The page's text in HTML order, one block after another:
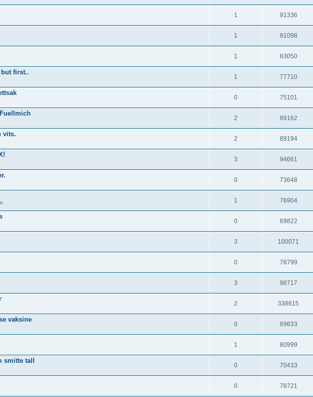
1 91336
1 91098
1 83050
first..
1 77710
0 75101
2 89162
vits.
2 89194
3 94661
0 73648
1 76904
0 69822
3 100071
0 78799
3 98717
2 338615
vaksine
0 69633
1 80999
smitte tall
0 70433
0 78721